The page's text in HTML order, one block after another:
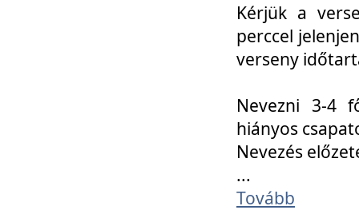
Kérjük a
perccel
verseny
Nevezni 3-4
hiányos
Nevezés
...
Tovább